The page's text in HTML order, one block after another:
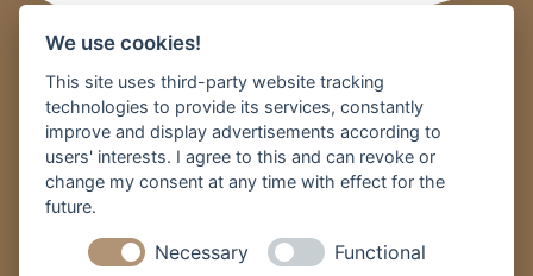
Impressum
Cookie-Einstellungen ändern
We use cookies!
This site uses third-party website tracking
technologies to provide its services, constantly
improve and display advertisements according to
users' interests. I agree to this and can revoke or
change my consent at any time with effect for the
future.
Necessary
Functional